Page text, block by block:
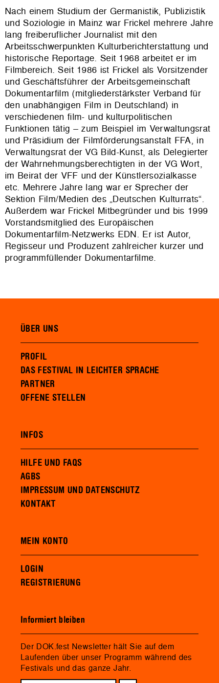
Nach einem Studium der Germanistik, Publizistik
und Soziologie in Mainz war Frickel mehrere Jahre
lang freiberuflicher Journalist mit den
Arbeitsschwerpunkten Kulturberichterstattung und
historische Reportage. Seit 1968 arbeitet er im
Filmbereich. Seit 1986 ist Frickel als Vorsitzender
und Geschäftsführer der Arbeitsgemeinschaft
Dokumentarfilm (mitgliederstärkster Verband für
den unabhängigen Film in Deutschland) in
verschiedenen film- und kulturpolitischen
Funktionen tätig – zum Beispiel im Verwaltungsrat
und Präsidium der Filmförderungsanstalt FFA, in
Verwaltungsrat der VG Bild-Kunst, als Delegierter
der Wahrnehmungsberechtigten in der VG Wort,
im Beirat der VFF und der Künstlersozialkasse
etc. Mehrere Jahre lang war er Sprecher der
Sektion Film/Medien des „Deutschen Kulturrats“.
Außerdem war Frickel Mitbegründer und bis 1999
Vorstandsmitglied des Europäischen
Dokumentarfilm-Netzwerks EDN. Er ist Autor,
Regisseur und Produzent zahlreicher kurzer und
programmfüllender Dokumentarfilme.
ÜBER UNS
PROFIL
DAS FESTIVAL IN LEICHTER SPRACHE
PARTNER
OFFENE STELLEN
INFOS
HILFE UND FAQS
AGBS
IMPRESSUM UND DATENSCHUTZ
KONTAKT
MEIN KONTO
LOGIN
REGISTRIERUNG
Informiert bleiben
Der DOK.fest Newsletter hält Sie auf dem
Laufenden über unser Programm während des
Festivals und das ganze Jahr.